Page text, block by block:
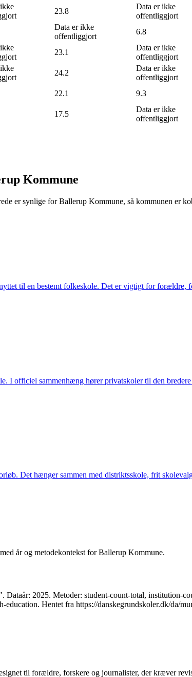
23.8
Data er ikke
offentliggjort
Data er ikke
offentliggjort
6.8
23.1
Data er ikke
offentliggjort
24.2
Data er ikke
offentliggjort
22.1 9.3
17.5
Data er ikke
offentliggjort
Kommune
er synlige for Ballerup Kommune, så kommunen er
til en bestemt folkeskole. Det er vigtigt for
I officiel sammenhæng hører privatskoler til den
Det hænger sammen med distriktsskole, frit
år og metodekontekst for Ballerup Kommune.
2025. Metoder: student-count-total, institution-
education. Hentet fra https://danskegrundskoler.dk/da/
til forældre, forskere og journalister, der kræver